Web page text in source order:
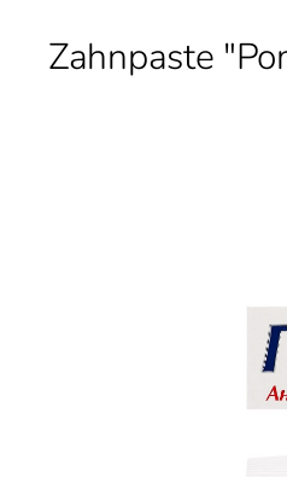
Zahnpaste